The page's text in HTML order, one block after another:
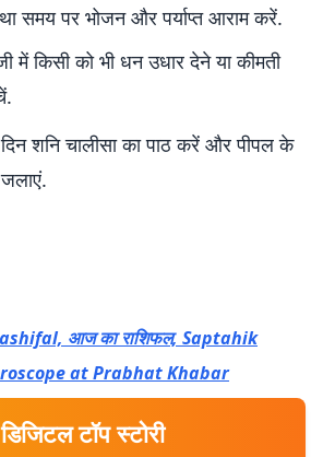
समय पर भोजन और पर्याप्त आराम करें.
में किसी को भी धन उधार देने या कीमती
शनि चालीसा का पाठ करें और पीपल के
आज का राशिफल, Saptahik
at Prabhat Khabar
टॉप स्टोरी